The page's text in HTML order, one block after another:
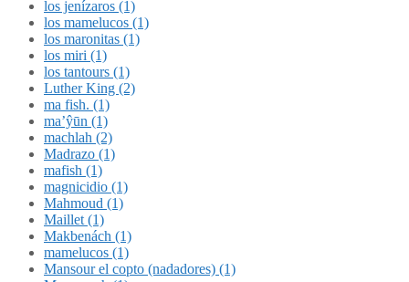
los jenízaros (1)
los mamelucos (1)
los maronitas (1)
los miri (1)
los tantours (1)
Luther King (2)
ma fish. (1)
ma’ŷūn (1)
machlah (2)
Madrazo (1)
mafish (1)
magnicidio (1)
Mahmoud (1)
Maillet (1)
Makbenách (1)
mamelucos (1)
Mansour el copto (nadadores) (1)